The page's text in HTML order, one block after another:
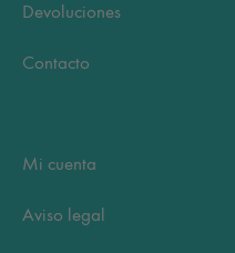
Devoluciones
Contacto
Mi cuenta
Aviso legal